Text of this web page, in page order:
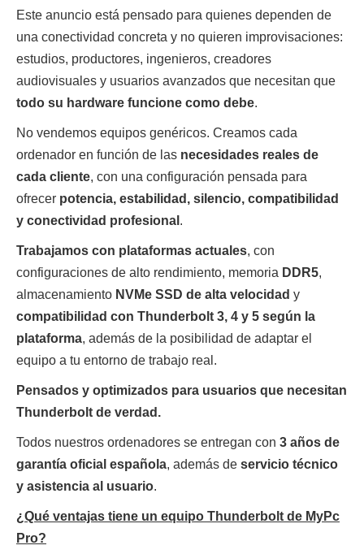
Este anuncio está pensado para quienes dependen de
una conectividad concreta y no quieren improvisaciones:
estudios, productores, ingenieros, creadores
audiovisuales y usuarios avanzados que necesitan que
todo su hardware funcione como debe.
No vendemos equipos genéricos. Creamos cada
ordenador en función de las necesidades reales de
cada cliente, con una configuración pensada para
ofrecer potencia, estabilidad, silencio, compatibilidad
y conectividad profesional .
Trabajamos con plataformas actuales, con
configuraciones de alto rendimiento, memoria DDR5,
almacenamiento NVMe SSD de alta velocidad y
compatibilidad con Thunderbolt 3, 4 y 5 según la
plataforma, además de la posibilidad de adaptar el
equipo a tu entorno de trabajo real.
Pensados y optimizados para usuarios que necesitan
Thunderbolt de verdad.
Todos nuestros ordenadores se entregan con 3 años de
garantía oficial española, además de servicio técnico
y asistencia al usuario.
¿Qué ventajas tiene un equipo Thunderbolt de MyPc
Pro?